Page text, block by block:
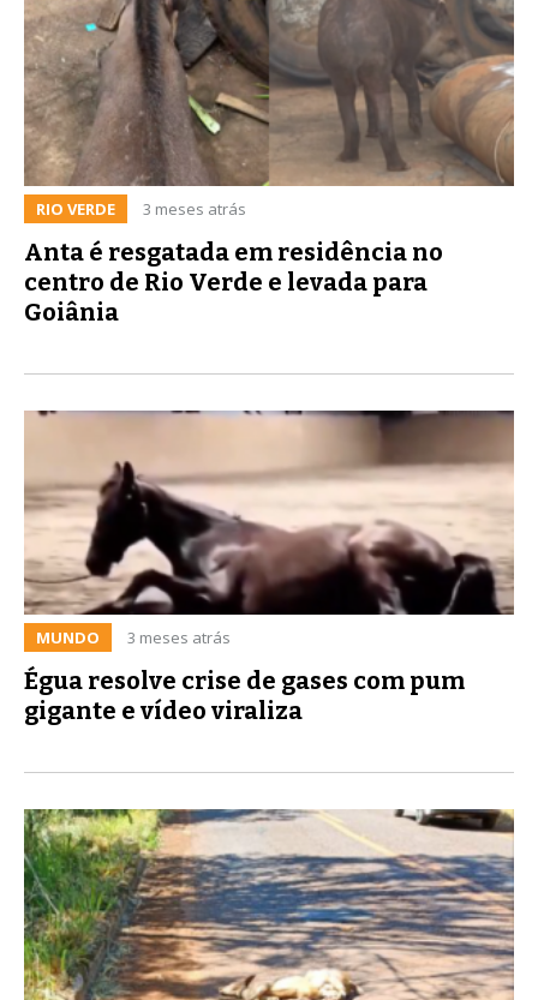
RIO VERDE 3 meses atrás
Anta é resgatada em residência no
centro de Rio Verde e levada para
Goiânia
MUNDO 3 meses atrás
Égua resolve crise de gases com pum
gigante e vídeo viraliza